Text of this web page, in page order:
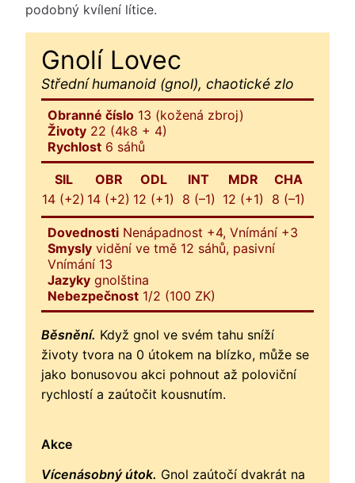
podobný kvílení lítice.
Gnolí Lovec
Střední humanoid (gnol), chaotické zlo
Obranné číslo 13 (kožená zbroj)
Životy 22 (4k8 + 4)
Rychlost 6 sáhů
SIL
14 (+2)
OBR
14 (+2)
ODL
12 (+1)
INT
8 (–1)
MDR
12 (+1)
CHA
8 (–1)
Dovednosti Nenápadnost +4, Vnímání +3
Smysly vidění ve tmě 12 sáhů, pasivní
Vnímání 13
Jazyky gnolština
Nebezpečnost 1/2 (100 ZK)
Běsnění. Když gnol ve svém tahu sníží
životy tvora na 0 útokem na blízko, může se
jako bonusovou akci pohnout až poloviční
rychlostí a zaútočit kousnutím.
Akce
Vícenásobný útok. Gnol zaútočí dvakrát na